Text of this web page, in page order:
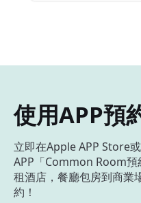
使用APP預
立即在Apple APP Store
APP「Common Room
租酒店，餐廳包房到商業
約！